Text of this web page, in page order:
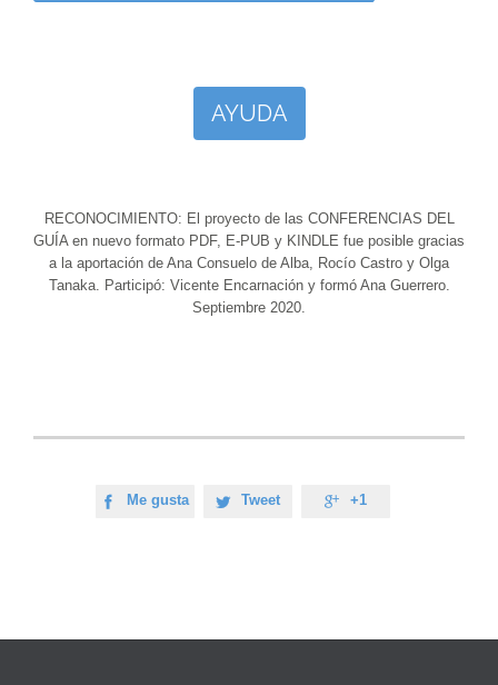
AYUDA
RECONOCIMIENTO: El proyecto de las CONFERENCIAS DEL
GUÍA en nuevo formato PDF, E-PUB y KINDLE fue posible gracias
a la aportación de Ana Consuelo de Alba, Rocío Castro y Olga
Tanaka. Participó: Vicente Encarnación y formó Ana Guerrero.
Septiembre 2020.
 Me gusta  Tweet  +1